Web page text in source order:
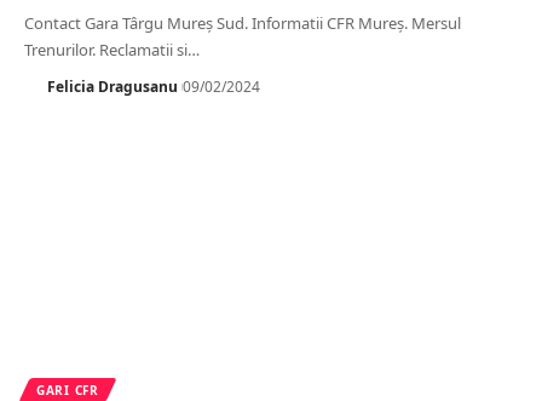
Contact Gara Târgu Mureș Sud. Informatii CFR Mureș. Mersul
Trenurilor. Reclamatii si…
Felicia Dragusanu 09/02/2024
GARI CFR